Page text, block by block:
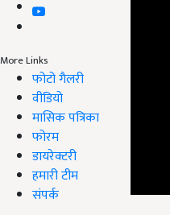
More Links
फोटो गैलरी
वीडियो
मासिक पत्रिका
फोरम
डायरेक्टरी
हमारी टीम
संपर्क